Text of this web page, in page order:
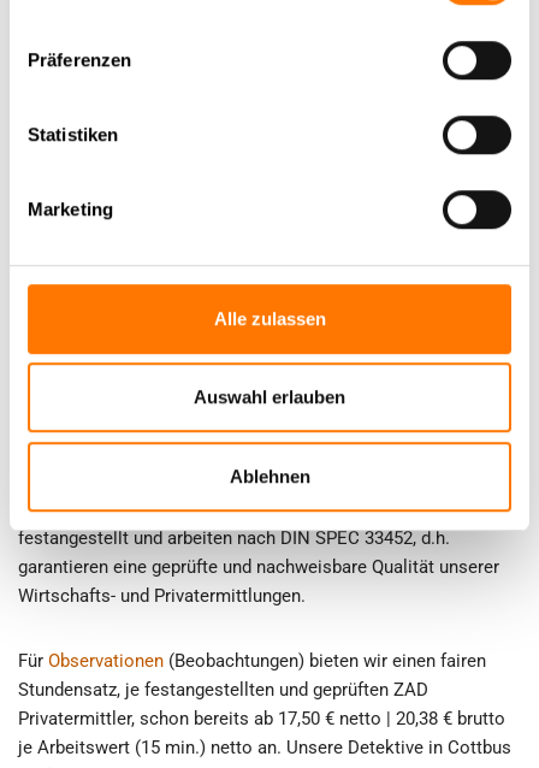
Präferenzen
Statistiken
Marketing
Alle zulassen
Auswahl erlauben
Ablehnen
Was kostet ein Detektiv in Cottbus?
Detektiv Kosten / Preise für Ermittlungen in
Unsere ‚ZAD geprüften Privatermittler – IHK‘ sind in Vollzeit
festangestellt und arbeiten nach DIN SPEC 33452, d.h.
garantieren eine geprüfte und nachweisbare Qualität unserer
Wirtschafts- und Privatermittlungen.
Für Observationen (Beobachtungen) bieten wir einen fairen
Stundensatz, je festangestellten und geprüften ZAD
Privatermittler, schon bereits ab 17,50 € netto | 20,38 € brutto
je Arbeitswert (15 min.) netto an. Unsere Detektive in Cottbus